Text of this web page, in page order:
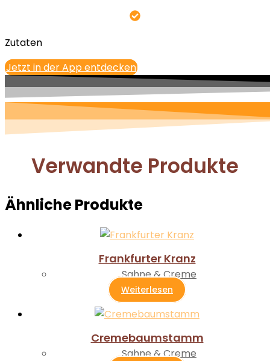
Zutaten
Jetzt in der App entdecken
Verwandte Produkte
Ähnliche Produkte
Frankfurter Kranz
Sahne & Creme
Weiterlesen
Cremebaumstamm
Sahne & Creme